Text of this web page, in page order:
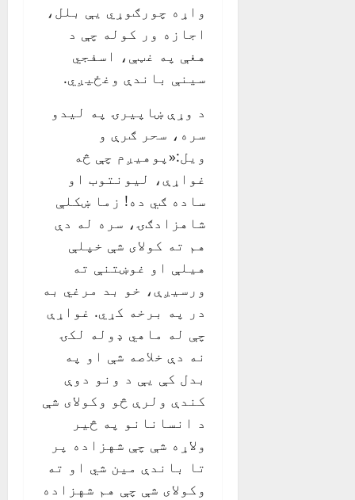
واړه چورګوړي یې بلل،
اجازه ور کوله چې د
هغې په غټې، اسفجي
سینې باندې وغځیږي.
د وړې ښاپیرۍ په لیدو
سره، سحر ګرې و
ویل:«پوهیږم چې څه
غواړې، لیونتوب او
ساده ګي ده! زما ښکلې
شاهزادګۍ، سره له دې
هم ته کولای شې خپلې
هیلې او غوښتنې ته
ورسیږې، خو بد مرغي به
در په برخه کړي. غواړې
چې له ماهي ډوله لکۍ
نه دې خلاصه شې او په
بدل کې یې د ونو دوې
کندې ولرې څو وکولای شې
د انسانانو په څیر
ولاړه شې چې شهزاده پر
تا باندې مین شي او ته
وکولای شې چې هم شهزاده